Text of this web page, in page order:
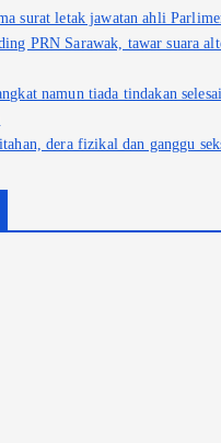
surat letak jawatan ahli
PRN Sarawak, tawar suara
namun tiada tindakan
dera fizikal dan ganggu